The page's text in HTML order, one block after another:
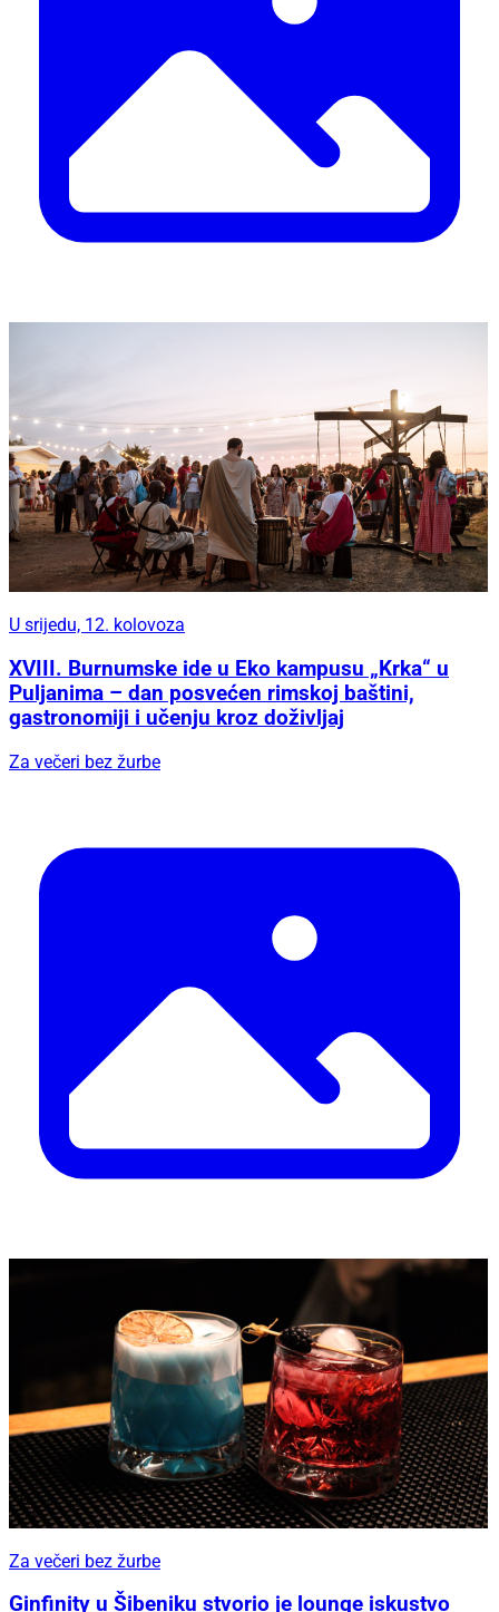
U srijedu, 12. kolovoza
XVIII. Burnumske ide u Eko kampusu „Krka“ u
Puljanima – dan posvećen rimskoj baštini,
gastronomiji i učenju kroz doživljaj
Za večeri bez žurbe
Za večeri bez žurbe
Ginfinity u Šibeniku stvorio je lounge iskustvo